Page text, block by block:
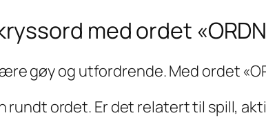
med ordet
gøy og utfordrende. Med ordet
rundt ordet. Er det relatert til spill,